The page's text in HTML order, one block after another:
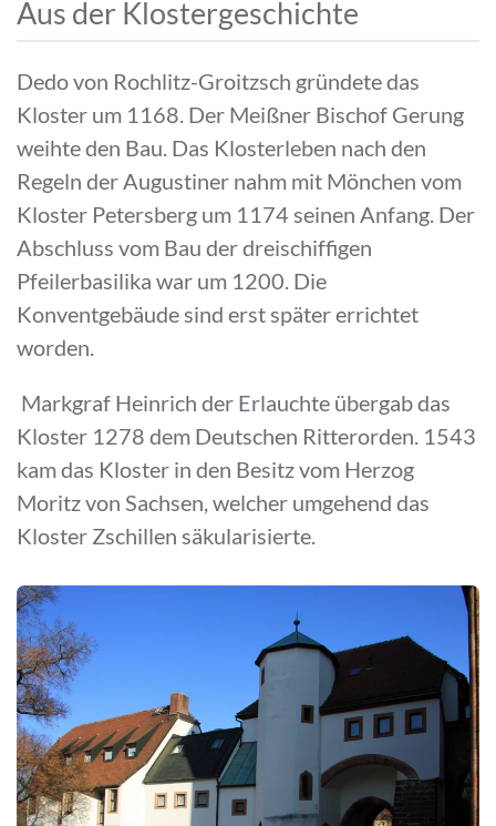
Aus der Klostergeschichte
Dedo von Rochlitz-Groitzsch gründete das
Kloster um 1168. Der Meißner Bischof Gerung
weihte den Bau. Das Klosterleben nach den
Regeln der Augustiner nahm mit Mönchen vom
Kloster Petersberg um 1174 seinen Anfang. Der
Abschluss vom Bau der dreischiffigen
Pfeilerbasilika war um 1200. Die
Konventgebäude sind erst später errichtet
worden.
Markgraf Heinrich der Erlauchte übergab das
Kloster 1278 dem Deutschen Ritterorden. 1543
kam das Kloster in den Besitz vom Herzog
Moritz von Sachsen, welcher umgehend das
Kloster Zschillen säkularisierte.